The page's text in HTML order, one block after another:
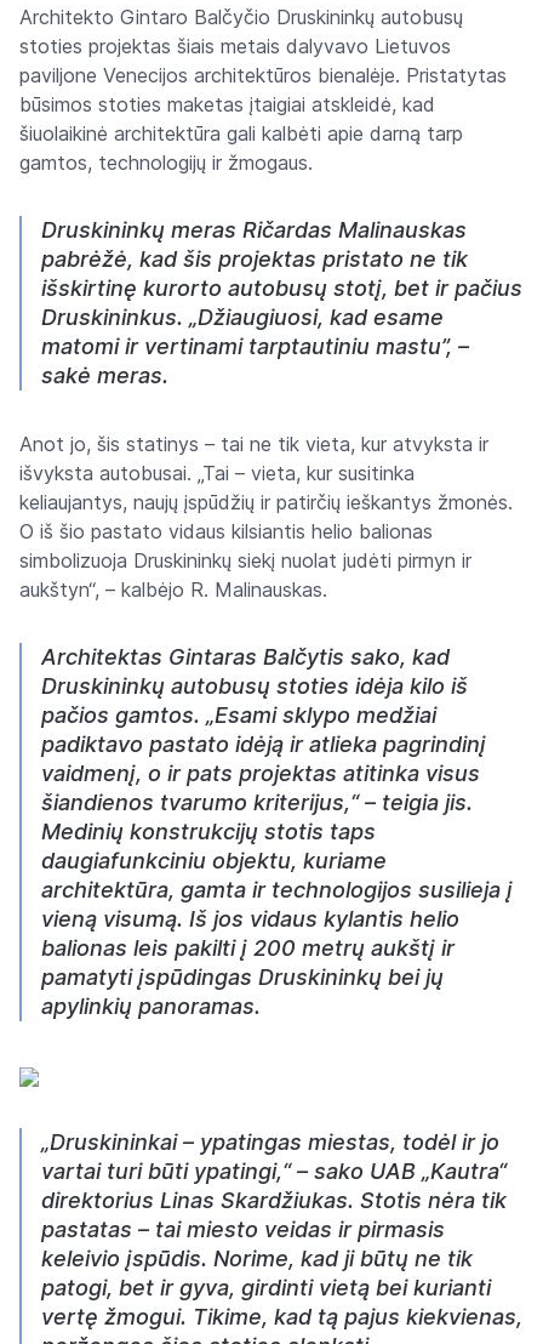
Architekto Gintaro Balčyčio Druskininkų autobusų
stoties projektas šiais metais dalyvavo Lietuvos
paviljone Venecijos architektūros bienalėje. Pristatytas
būsimos stoties maketas įtaigiai atskleidė, kad
šiuolaikinė architektūra gali kalbėti apie darną tarp
gamtos, technologijų ir žmogaus.
Druskininkų meras Ričardas Malinauskas
pabrėžė, kad šis projektas pristato ne tik
išskirtinę kurorto autobusų stotį, bet ir pačius
Druskininkus. „Džiaugiuosi, kad esame
matomi ir vertinami tarptautiniu mastu”, –
sakė meras.
Anot jo, šis statinys – tai ne tik vieta, kur atvyksta ir
išvyksta autobusai. „Tai – vieta, kur susitinka
keliaujantys, naujų įspūdžių ir patirčių ieškantys žmonės.
O iš šio pastato vidaus kilsiantis helio balionas
simbolizuoja Druskininkų siekį nuolat judėti pirmyn ir
aukštyn“, – kalbėjo R. Malinauskas.
Architektas Gintaras Balčytis sako, kad
Druskininkų autobusų stoties idėja kilo iš
pačios gamtos. „Esami sklypo medžiai
padiktavo pastato idėją ir atlieka pagrindinį
vaidmenį, o ir pats projektas atitinka visus
šiandienos tvarumo kriterijus,“ – teigia jis.
Medinių konstrukcijų stotis taps
daugiafunkciniu objektu, kuriame
architektūra, gamta ir technologijos susilieja į
vieną visumą. Iš jos vidaus kylantis helio
balionas leis pakilti į 200 metrų aukštį ir
pamatyti įspūdingas Druskininkų bei jų
apylinkių panoramas.
„Druskininkai – ypatingas miestas, todėl ir jo
vartai turi būti ypatingi,“ – sako UAB „Kautra“
direktorius Linas Skardžiukas. Stotis nėra tik
pastatas – tai miesto veidas ir pirmasis
keleivio įspūdis. Norime, kad ji būtų ne tik
patogi, bet ir gyva, girdinti vietą bei kurianti
vertę žmogui. Tikime, kad tą pajus kiekvienas,